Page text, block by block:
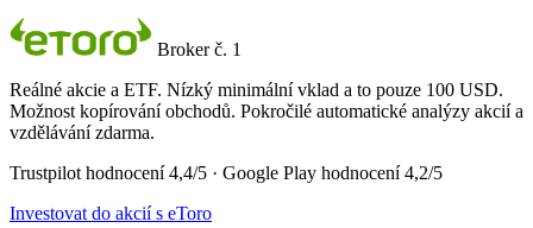
Broker č. 1
Reálné akcie a ETF. Nízký minimální vklad a to pouze 100 USD.
Možnost kopírování obchodů. Pokročilé automatické analýzy akcií a
vzdělávání zdarma.
Trustpilot hodnocení 4,4/5 · Google Play hodnocení 4,2/5
Investovat do akcií s eToro